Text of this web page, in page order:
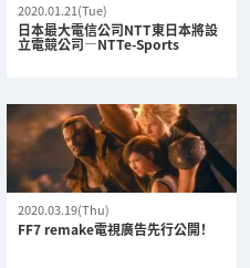
2020.01.21(Tue)
日本最大電信公司NTT東日本將設
立電競公司—NTTe-Sports
2020.03.19(Thu)
FF7 remake電視廣告先行公開！